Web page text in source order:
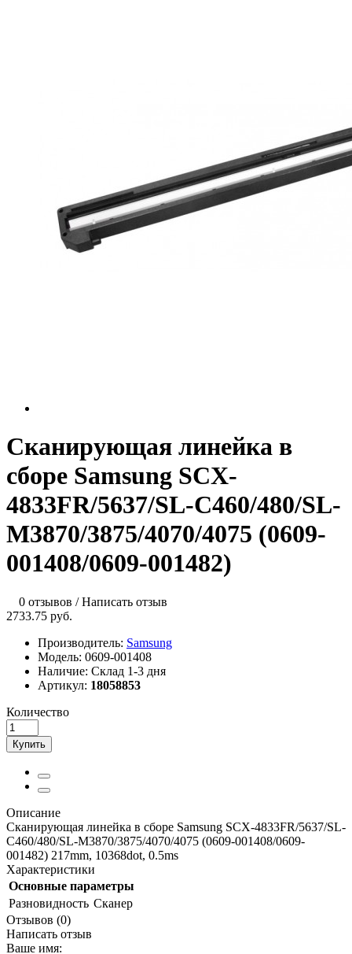
Сканирующая линейка в
сборе Samsung SCX-
4833FR/5637/SL-C460/480/SL-
M3870/3875/4070/4075 (0609-
001408/0609-001482)
0 отзывов /Написать отзыв
2733.75 руб.
Производитель: Samsung
Модель: 0609-001408
Наличие: Склад 1-3 дня
Артикул: 18058853
Количество
Купить
Описание
Сканирующая линейка в сборе Samsung SCX-4833FR/5637/SL-
C460/480/SL-M3870/3875/4070/4075 (0609-001408/0609-
001482) 217mm, 10368dot, 0.5ms
Характеристики
Основные параметры
Разновидность Сканер
Отзывов (0)
Написать отзыв
Ваше имя: